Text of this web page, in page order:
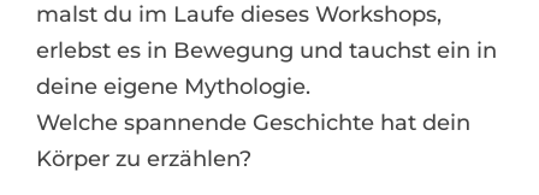
malst du im Laufe dieses Workshops,
erlebst es in Bewegung und tauchst ein in
deine eigene Mythologie.
Welche spannende Geschichte hat dein
Körper zu erzählen?